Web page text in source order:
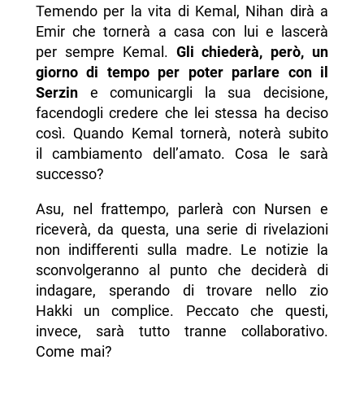
Temendo per la vita di Kemal, Nihan dirà a
Emir che tornerà a casa con lui e lascerà
per sempre Kemal. Gli chiederà, però, un
giorno di tempo per poter parlare con il
Serzine comunicargli la sua decisione,
facendogli credere che lei stessa ha deciso
così. Quando Kemal tornerà, noterà subito
il cambiamento dell’amato. Cosa le sarà
successo?
Asu, nel frattempo, parlerà con Nursen e
riceverà, da questa, una serie di rivelazioni
non indifferenti sulla madre. Le notizie la
sconvolgeranno al punto che deciderà di
indagare, sperando di trovare nello zio
Hakki un complice. Peccato che questi,
invece, sarà tutto tranne collaborativo.
Come mai?